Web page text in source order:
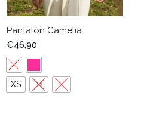
Pantalón Camelia
€46,90
XS M L